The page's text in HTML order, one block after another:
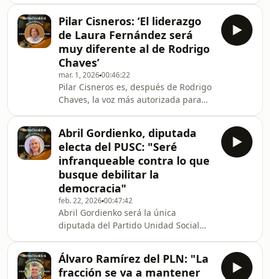
nicaragüense, y advirtió sobre el
impacto ambiental y las tensiones
entre ambos país
para retener docentes, equipar sus
laboratorios y ampliar su presencia
regional.
Pilar Cisneros: ‘El liderazgo
de Laura Fernández será
muy diferente al de Rodrigo
Chaves’
mar. 1, 202600:46:22
Pilar Cisneros es, después de Rodrigo
Chaves, la voz más autorizada para
venido a conocer como el chavismo.
Tras la contundente victoria de Laura
Fernández en las elecciones del 1.° de
febrero, este movimiento se prepara
para su segundo capítulo al frente del
Poder Ejecutivo, pero esta vez con una
amplia mayoría legislativa
Abril Gordienko, diputada
electa del PUSC: "Seré
infranqueable contra lo que
busque debilitar la
democracia"
feb. 22, 202600:47:42
Abril Gordienko será la única
diputada del Partido Unidad Social
Asamblea Legislativa, y la abogada
tiene muy claro el peso histórico que
eso implica. En entrevista con Revista
Álvaro Ramírez del PLN: "La
fracción se va a mantener